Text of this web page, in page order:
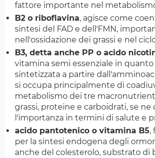
fattore importante nel
B2 o riboflavina, agisce come
sintesi del FAD e dell'FMN,
nell'ossidazione dei grassi e nel
B3, detta anche PP o acido
vitamina semi essenziale in quanto
sintetizzata a partire
si occupa principalmente di
metabolismo dei tre
grassi, proteine e carboidrati, se
l'importanza in termini di salute e
acido pantotenico o vitamina B5,
per la sintesi endogena degli
anche del colesterolo, substrato di